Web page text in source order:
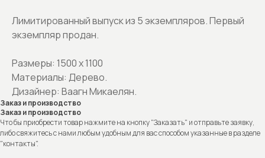
Лимитированный выпуск из 5 экземпляров. Первый
экземпляр продан.
Размеры: 1500 х 1100
Материалы: Дерево.
Дизайнер: Ваагн Микаелян.
Заказ и производство
Заказ и производство
Что бы приобрести товар нажмите на кнопку "Заказать" и отправьте заявку,
либо свяжитесь с нами любым удобным для вас способом указанные в разделе
"контакты".